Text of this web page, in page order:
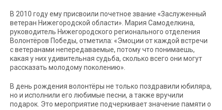
В 2010 году ему присвоили почетное звание «Заслуженный
ветеран Нижегородской области». Мария Самоделкина,
руководитель Нижегородского регионального отделения
Волонтёров Победы, отметила: «Эмоции от каждой встречи
с ветеранами непередаваемые, потому что понимаешь,
какая у них удивительная судьба, сколько всего они могут
рассказать молодому поколению».
В день рождения волонтёры не только поздравили юбиляра,
но и исполнили его любимые песни, а также вручили
подарок. Это мероприятие подчеркивает значение памяти о